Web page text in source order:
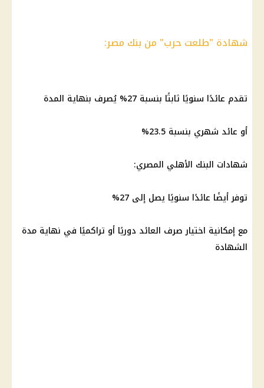
شهادة "طلعت حرب" من بنك مصر:
تقدم عائدًا سنويًا ثابتًا بنسبة 27% يُصرف بنهاية المدة
أو عائد شهري بنسبة 23.5%
شهادات البنك الأهلي المصري:
توفر أيضًا عائدًا سنويًا يصل إلى 27%
مع إمكانية اختيار صرف العائد دوريًا أو تراكميًا في نهاية مدة
الشهادة